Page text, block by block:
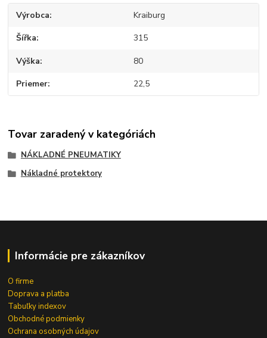
Výrobca Kraiburg
Šířka 315
Výška 80
Priemer 22,5
Tovar zaradený v kategóriách
NÁKLADNÉ PNEUMATIKY
Nákladné protektory
Informácie pre zákazníkov
O firme
Doprava a platba
Tabuľky indexov
Obchodné podmienky
Ochrana osobných údajov